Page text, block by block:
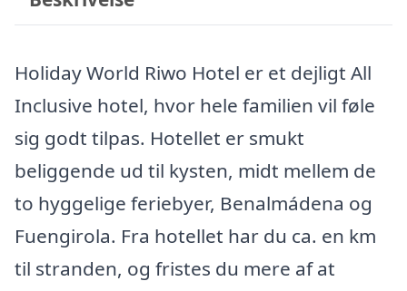
Holiday World Riwo Hotel er et dejligt All
Inclusive hotel, hvor hele familien vil føle
sig godt tilpas. Hotellet er smukt
beliggende ud til kysten, midt mellem de
to hyggelige feriebyer, Benalmádena og
Fuengirola. Fra hotellet har du ca. en km
til stranden, og fristes du mere af at